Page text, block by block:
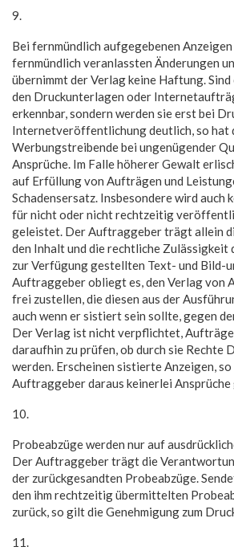
9.
Bei fernmündlich aufgegebenen Anzeigen
fernmündlich veranlassten Änderungen
übernimmt der Verlag keine Haftung.
den Druckunterlagen oder
erkennbar, sondern werden sie erst bei
Internetveröffentlichung deutlich, so hat
Werbungstreibende bei ungenügender
Ansprüche. Im Falle höherer Gewalt
auf Erfüllung von Aufträgen und
Schadensersatz. Insbesondere wird auch
für nicht oder nicht rechtzeitig
geleistet. Der Auftraggeber trägt allein
den Inhalt und die rechtliche Zulässigkeit
zur Verfügung gestellten Text- und Bild-
Auftraggeber obliegt es, den Verlag von
frei zustellen, die diesen aus der
auch wenn er sistiert sein sollte, gegen
Der Verlag ist nicht verpflichtet, Aufträge
daraufhin zu prüfen, ob durch sie
werden. Erscheinen sistierte Anzeigen, so
Auftraggeber daraus keinerlei Ansprüche
10.
Probeabzüge werden nur auf
Der Auftraggeber trägt die
der zurückgesandten Probeabzüge.
den ihm rechtzeitig übermittelten
zurück, so gilt die Genehmigung zum
11.